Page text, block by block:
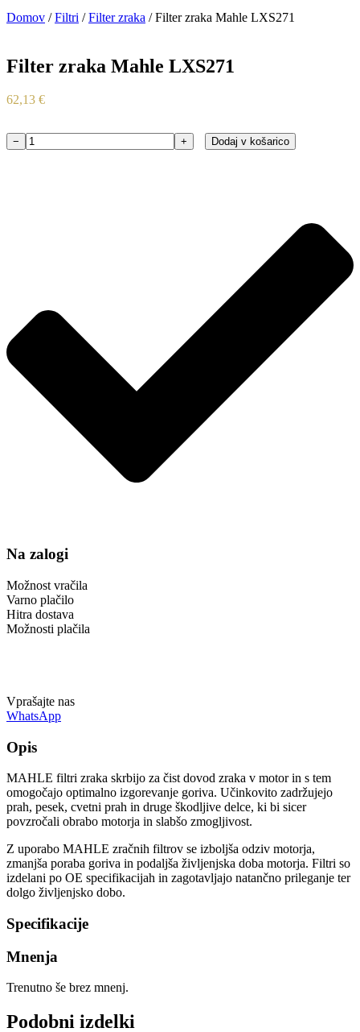
Domov /Filtri /Filter zraka / Filter zraka Mahle LXS271
Filter zraka Mahle LXS271
62,13 €
Filter
− + Dodaj v košarico
Na zalogi
Možnost vračila
Varno plačilo
Hitra dostava
Možnosti plačila
Vprašajte nas
WhatsApp
Opis
MAHLE filtri zraka skrbijo za čist dovod zraka v motor in s tem
omogočajo optimalno izgorevanje goriva. Učinkovito zadržujejo
prah, pesek, cvetni prah in druge škodljive delce, ki bi sicer
povzročali obrabo motorja in slabšo zmogljivost.
Z uporabo MAHLE zračnih filtrov se izboljša odziv motorja,
zmanjša poraba goriva in podaljša življenjska doba motorja. Filtri so
izdelani po OE specifikacijah in zagotavljajo natančno prileganje ter
dolgo življenjsko dobo.
Specifikacije
Mnenja
Trenutno še brez mnenj.
Podobni izdelki